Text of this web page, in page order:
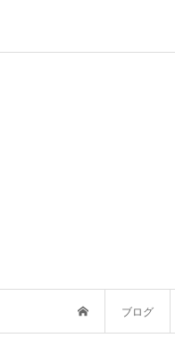
ブログ